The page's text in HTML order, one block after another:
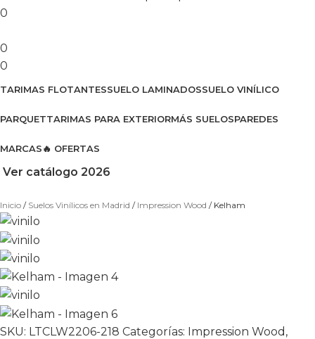
0
0
0
TARIMAS FLOTANTESSUELO LAMINADOSSUELO VINÍLICO
PARQUETTARIMAS PARA EXTERIORMÁS SUELOSPAREDES
MARCAS🔥 OFERTAS
Ver catálogo 2026
Inicio Suelos Vinílicos en Madrid Impression Wood Kelham
SKU: LTCLW2206-218 Categorías: Impression Wood ,